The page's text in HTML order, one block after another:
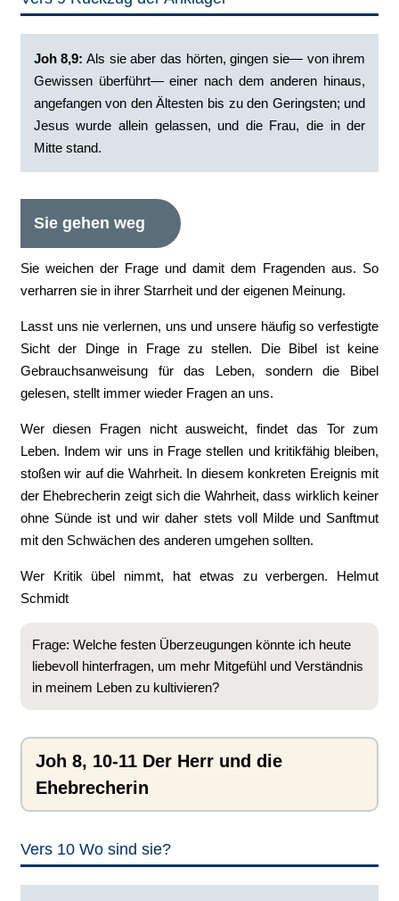
Joh 8,9: Als sie aber das hörten, gingen sie— von ihrem
Gewissen überführt— einer nach dem anderen hinaus,
angefangen von den Ältesten bis zu den Geringsten; und
Jesus wurde allein gelassen, und die Frau, die in der
Mitte stand.
Sie gehen weg
Sie weichen der Frage und damit dem Fragenden aus. So
verharren sie in ihrer Starrheit und der eigenen Meinung.
Lasst uns nie verlernen, uns und unsere häufig so verfestigte
Sicht der Dinge in Frage zu stellen. Die Bibel ist keine
Gebrauchsanweisung für das Leben, sondern die Bibel
gelesen, stellt immer wieder Fragen an uns.
Wer diesen Fragen nicht ausweicht, findet das Tor zum
Leben. Indem wir uns in Frage stellen und kritikfähig bleiben,
stoßen wir auf die Wahrheit. In diesem konkreten Ereignis mit
der Ehebrecherin zeigt sich die Wahrheit, dass wirklich keiner
ohne Sünde ist und wir daher stets voll Milde und Sanftmut
mit den Schwächen des anderen umgehen sollten.
Wer Kritik übel nimmt, hat etwas zu verbergen. Helmut
Schmidt
Frage: Welche festen Überzeugungen könnte ich heute
liebevoll hinterfragen, um mehr Mitgefühl und Verständnis
in meinem Leben zu kultivieren?
Joh 8, 10-11 Der Herr und die
Ehebrecherin
Vers 10 Wo sind sie?